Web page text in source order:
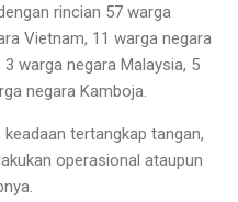
rincian 57 warga
Vietnam, 11 warga negara
warga negara Malaysia, 5
negara Kamboja.
tertangkap tangan,
operasional ataupun